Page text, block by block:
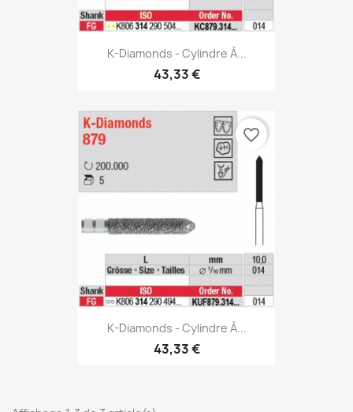
K-Diamonds - Cylindre À...
43,33 €
K-Diamonds - Cylindre À...
43,33 €
favorite_border